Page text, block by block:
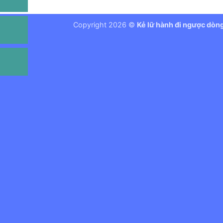
Copyright 2026 © Kẻ lữ hành đi ngược